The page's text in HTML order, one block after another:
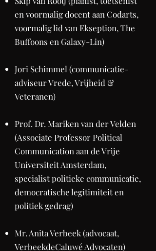
en voormalig docent aan Codarts,
voormalig lid van Ekseption, The
Buffoons en Galaxy-Lin)
Jori Schimmel (communicatie-
adviseur Vrede, Vrijheid &
Veteranen)
Prof. Dr. Mariken van der Velden
(Associate Professor Political
Communication aan de Vrije
Universiteit Amsterdam,
specialist politieke communicatie,
democratische legitimiteit en
politiek gedrag)
Mr. Anita Verbeek (advocaat,
VerbeekdeCaluwé Advocaten)